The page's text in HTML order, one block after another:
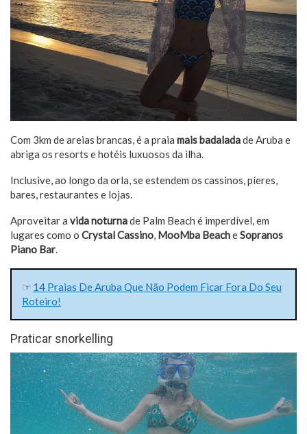
Com 3km de areias brancas, é a praia mais badaladade Aruba e
abriga os resorts e hotéis luxuosos da ilha.
Inclusive, ao longo da orla, se estendem os cassinos, píeres,
bares, restaurantes e lojas.
Aproveitar a vida noturnade Palm Beach é imperdível, em
lugares como o Crystal Cassino, MooMba BeacheSopranos
Piano Bar.
☞ 14 Praias De Aruba Que Não Podem Ficar Fora Do Seu
Roteiro!
Praticar snorkelling